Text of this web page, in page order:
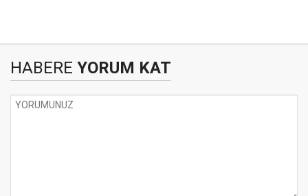
HABERE YORUM KAT